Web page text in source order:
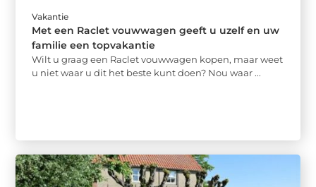
Vakantie
Met een Raclet vouwwagen geeft u uzelf en uw
familie een topvakantie
Wilt u graag een Raclet vouwwagen kopen, maar weet
u niet waar u dit het beste kunt doen? Nou waar ...